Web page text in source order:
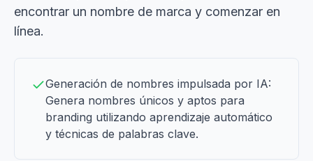
encontrar un nombre de marca y comenzar en
línea.
Generación de nombres impulsada por IA:
Genera nombres únicos y aptos para
branding utilizando aprendizaje automático
y técnicas de palabras clave.